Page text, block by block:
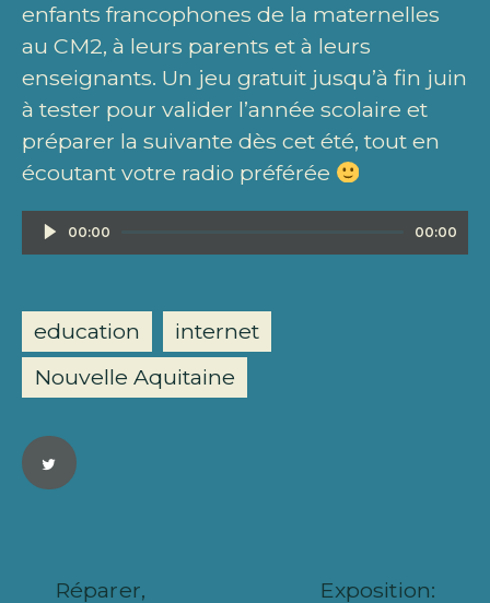
enfants francophones de la maternelles
au CM2, à leurs parents et à leurs
enseignants. Un jeu gratuit jusqu’à fin juin
à tester pour valider l’année scolaire et
préparer la suivante dès cet été, tout en
écoutant votre radio préférée
Lecteur
audio
00:00 00:00
education
internet
Nouvelle Aquitaine
SUIVANT
Réparer,
Exposition: